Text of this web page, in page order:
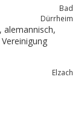
Bad
Dürrheim
Elzach